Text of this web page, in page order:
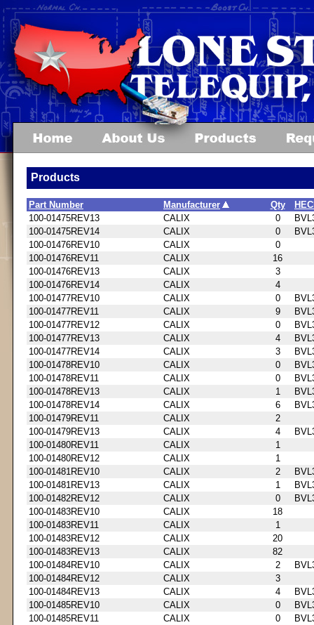
Products
Part Number Manufacturer Qty
100-01475REV13
CALIX 0
100-01475REV14
CALIX 0
100-01476REV10
CALIX
0
100-01476REV11
CALIX
16
100-01476REV13
CALIX
3
100-01476REV14
CALIX
4
100-01477REV10
CALIX 0
100-01477REV11
CALIX 9
100-01477REV12
CALIX 0
100-01477REV13
CALIX 4
100-01477REV14
CALIX 3
100-01478REV10
CALIX 0
100-01478REV11
CALIX 0
100-01478REV13
CALIX 1
100-01478REV14
CALIX 6
100-01479REV11
CALIX
2
100-01479REV13
CALIX 4
100-01480REV11
CALIX
1
100-01480REV12
CALIX
1
100-01481REV10
CALIX 2
100-01481REV13
CALIX 1
100-01482REV12
CALIX 0
100-01483REV10
CALIX
18
100-01483REV11
CALIX
1
100-01483REV12
CALIX
20
100-01483REV13
CALIX
82
100-01484REV10
CALIX 2
100-01484REV12
CALIX
3
100-01484REV13
CALIX 4
100-01485REV10
CALIX 0
100-01485REV11
CALIX 0